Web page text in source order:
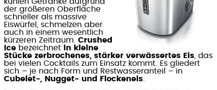
der größeren Oberfläche
schneller als massive
Eiswürfel, schmelzen aber
auch in einem wesentlich
kürzeren Zeitraum. Crushed
Ice bezeichnet in kleine
Stücke zerbrochenes, stärker verwässertes Eis , das
bei vielen Cocktails zum Einsatz kommt. Es gliedert
sich – je nach Form und Restwasseranteil – in
Cubelet-, Nugget- und Flockeneis